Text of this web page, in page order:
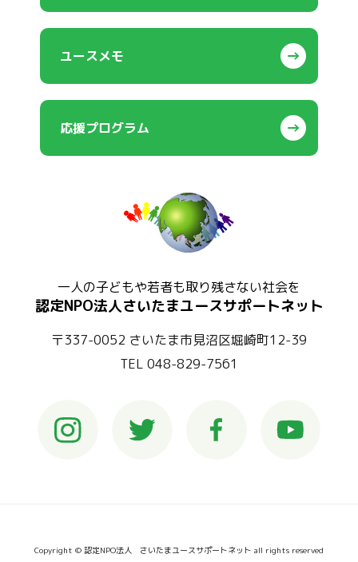
ユースメモ
応援プログラム
一人の子どもや若者も取り残さない社会を
認定NPO法人さいたまユースサポートネット
〒337-0052 さいたま市見沼区堀崎町12-39
TEL 048-829-7561
Copyright © 認定NPO法人 さいたまユースサポートネット all rights reserved